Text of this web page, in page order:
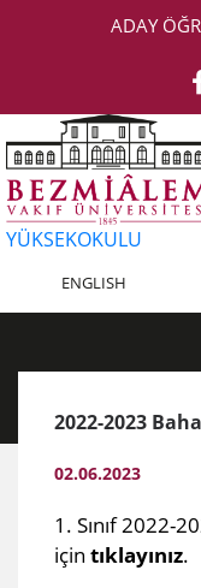
ADAY
YÜKSEKOKULU
ENGLISH
2022-2023
02.06.2023
​1. Sınıf 2022-
için tıklayınız.